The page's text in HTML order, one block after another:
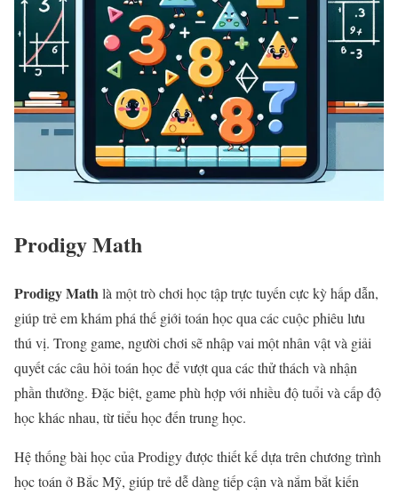
Prodigy Math
Prodigy Mathlà một trò chơi học tập trực tuyến cực kỳ hấp dẫn,
giúp trẻ em khám phá thế giới toán học qua các cuộc phiêu lưu
thú vị. Trong game, người chơi sẽ nhập vai một nhân vật và giải
quyết các câu hỏi toán học để vượt qua các thử thách và nhận
phần thưởng. Đặc biệt, game phù hợp với nhiều độ tuổi và cấp độ
học khác nhau, từ tiểu học đến trung học.
Hệ thống bài học của Prodigy được thiết kế dựa trên chương trình
học toán ở Bắc Mỹ, giúp trẻ dễ dàng tiếp cận và nắm bắt kiến